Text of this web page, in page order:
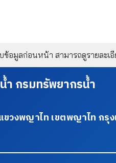
ข้อมูลก่อนหน้า สามารถดูรายละเอี
ำ กรมทรัพยากรน้ำ
วงพญาไท เขตพญาไท กรุ